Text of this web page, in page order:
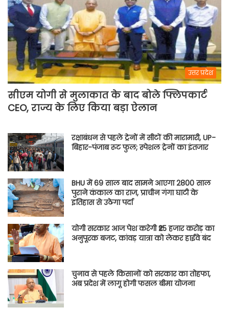
टीम
इंडिया
उत्तर प्रदेश
सीएम योगी से मुलाकात के बाद बोले फ्लिपकार्ट
CEO, राज्य के लिए किया बड़ा ऐलान
रक्षाबंधन से पहले ट्रेनों में सीटों की मारामारी, UP-
बिहार-पंजाब रूट फुल; स्पेशल ट्रेनों का इंतजार
BHU में 69 साल बाद सामने आएगा 2800 साल
पुराने कंकाल का राज, प्राचीन गंगा घाटी के
इतिहास से उठेगा पर्दा
योगी सरकार आज पेश करेगी ₹25 हजार करोड़ का
अनुपूरक बजट, कांवड़ यात्रा को लेकर हाईवे बंद
चुनाव से पहले किसानों को सरकार का तोहफा,
अब प्रदेश में लागू होगी फसल बीमा योजना